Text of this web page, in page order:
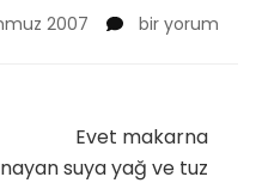
2007
En
bir yorum
Evet makarna
suya yağ ve tuz